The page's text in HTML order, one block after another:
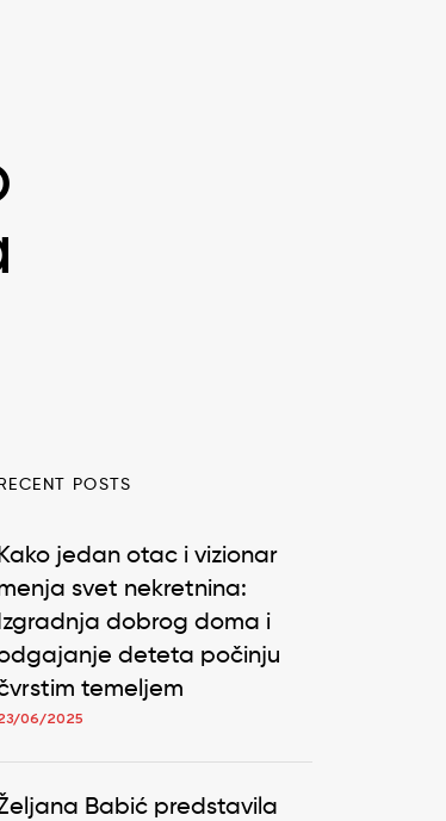
RECENT POSTS
Kako jedan otac i vizionar
svet nekretnina:
Izgradnja dobrog doma i
deteta počinju
temeljem
06/2025
Babić predstavila